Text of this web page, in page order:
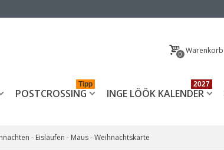
0 Warenkorb
POSTCROSSING
Tipp
INGE LÖÖK KALENDER
2027
- Eislaufen - Maus - Weihnachtskarte